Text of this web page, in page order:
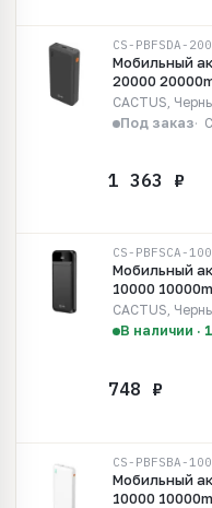
CS-PBFSDA-
Мобильный
20000
CACTUS,
Под заказ
CS-PBFSCA-
Мобильный
10000
CACTUS,
В наличии ·
CS-PBFSBA-
Мобильный
10000